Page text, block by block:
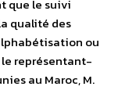
que le suivi
qualité des
ou
le représentant-
au Maroc, M.